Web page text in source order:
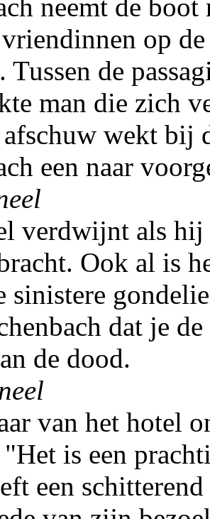
neemt de boot
op
Tussen de
man die zich
wekt bij
een naar
verdwijnt als hij
Ook al is
sinistere
dat je
de dood.
van het hotel
is een
een